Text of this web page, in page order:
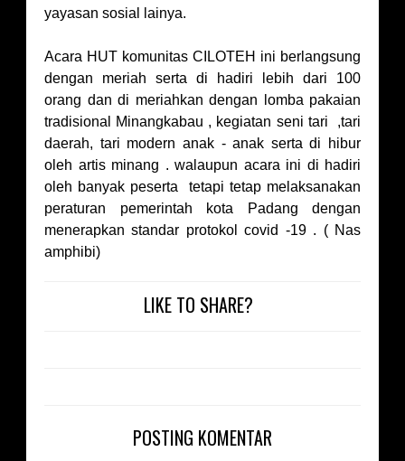
yayasan sosial lainya.
Acara HUT komunitas CILOTEH ini berlangsung
dengan meriah serta di hadiri lebih dari 100
orang dan di meriahkan dengan lomba pakaian
tradisional Minangkabau , kegiatan seni tari ,tari
daerah, tari modern anak - anak serta di hibur
oleh artis minang . walaupun acara ini di hadiri
oleh banyak peserta tetapi tetap melaksanakan
peraturan pemerintah kota Padang dengan
menerapkan standar protokol covid -19 . ( Nas
amphibi)
LIKE TO SHARE?
POSTING KOMENTAR